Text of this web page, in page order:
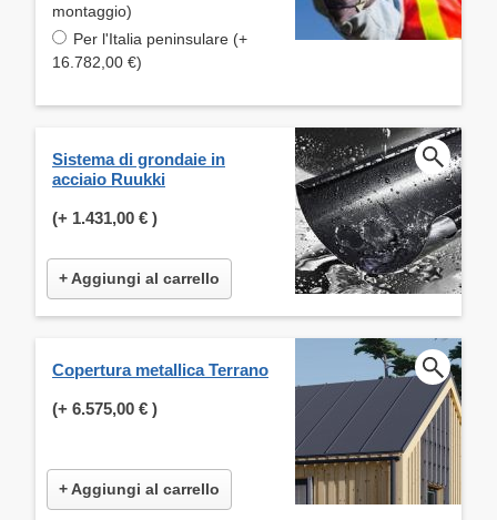
montaggio)
Per l'Italia peninsulare (+
16.782,00 €)
Sistema di grondaie in
acciaio Ruukki
(+ 1.431,00 € )
+ Aggiungi al carrello
Copertura metallica Terrano
(+ 6.575,00 € )
+ Aggiungi al carrello